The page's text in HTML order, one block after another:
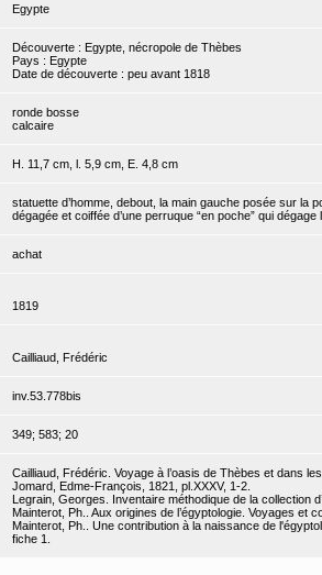
Egypte
Découverte : Egypte, nécropole de Thèbes
Pays : Egypte
Date de découverte : peu avant 1818
ronde bosse
calcaire
H. 11,7 cm, l. 5,9 cm, E. 4,8 cm
statuette d’homme, debout, la main gauche posée sur la
dégagée et coiffée d’une perruque “en poche” qui
achat
1819
Cailliaud, Frédéric
inv.53.778bis
349; 583; 20
Cailliaud, Frédéric. Voyage à l’oasis de Thèbes et dans
Jomard, Edme-François, 1821, pl.XXXV, 1-2.
Legrain, Georges. Inventaire méthodique de la collection
Mainterot, Ph.. Aux origines de l’égyptologie. Voyages et
Mainterot, Ph.. Une contribution à la naissance de
fiche 1.